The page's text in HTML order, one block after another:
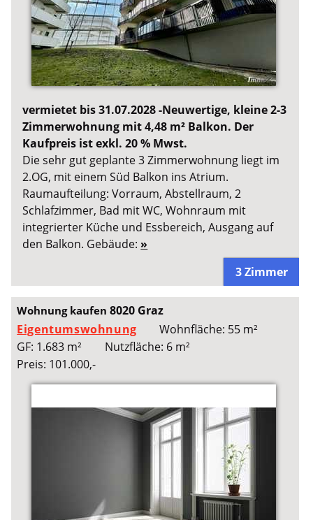
vermietet bis 31.07.2028 -Neuwertige, kleine 2-3
Zimmerwohnung mit 4,48 m² Balkon. Der
Kaufpreis ist exkl. 20 % Mwst.
Die sehr gut geplante 3 Zimmerwohnung liegt im
2.OG, mit einem Süd Balkon ins Atrium.
Raumaufteilung: Vorraum, Abstellraum, 2
Schlafzimmer, Bad mit WC, Wohnraum mit
integrierter Küche und Essbereich, Ausgang auf
den Balkon. Gebäude: »
3 Zimmer
Wohnung kaufen8020 Graz
Eigentumswohnung
Wohnfläche: 55 m²
GF: 1.683 m²
Nutzfläche: 6 m²
Preis: 101.000,-